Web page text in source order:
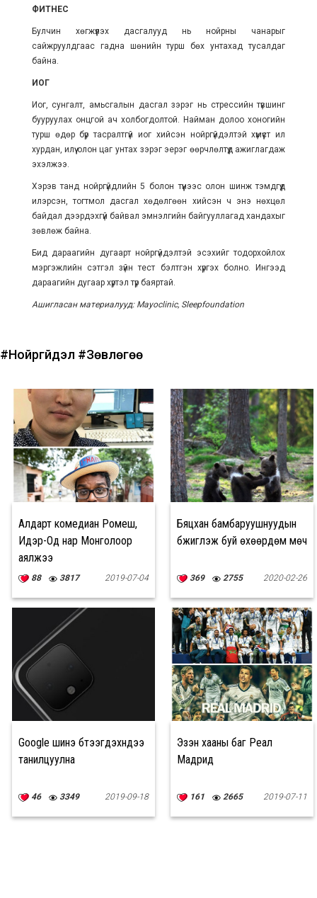
ФИТНЕС
Булчин хөгжүүлэх дасгалууд нь нойрны чанарыг
сайжруулдгаас гадна шөнийн турш бөх унтахад тусалдаг
байна.
ИОГ
Иог, сунгалт, амьсгалын дасгал зэрэг нь стрессийн түвшинг
бууруулах онцгой ач холбогдолтой. Найман долоо хоногийн
турш өдөр бүр тасралтгүй иог хийсэн нойргүйдэлтэй хүмүүст илүү
хурдан, илүү олон цаг унтах зэрэг эерэг өөрчлөлтүүд ажиглагдаж
эхэлжээ.
Хэрэв танд нойргүйдлийн5 болон түүнээс олон шинж тэмдгүүд
илэрсэн, тогтмол дасгал хөдөлгөөн хийсэн ч энэ нөхцөл
байдал дээрдэхгүй байвал эмнэлгийн байгууллагад хандахыг
зөвлөж байна.
Бид дараагийн дугаарт нойргүйдэлтэй эсэхийг тодорхойлох
мэргэжлийн сэтгэл зүйн тест бэлтгэн хүргэх болно. Ингээд
дараагийн дугаар хүртэл түр баяртай.
Ашигласан материалууд: Mayoclinic, Sleepfoundation
#Нойргүйдэл #Зөвлөгөө
Алдарт комедиан Ромеш,
Идэр-Од нар Монголоор
аялжээ
88 3817 2019-07-04
Бяцхан бамбаруушнуудын
бүжиглэж буй өхөөрдөм мөч
369 2755 2020-02-26
Google шинэ бүтээгдэхүүнүүдээ
танилцуулна
46 3349 2019-09-18
Эзэн хааны баг Реал
Мадрид
161 2665 2019-07-11